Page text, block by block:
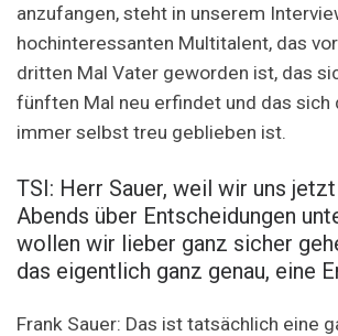
anzufangen, steht in unserem
hochinteressanten Multitalent, das
dritten Mal Vater geworden ist, das
fünften Mal neu erfindet und das sich
immer selbst treu geblieben ist.
TSI: Herr Sauer, weil wir uns
Abends über Entscheidungen
wollen wir lieber ganz sicher
das eigentlich ganz genau, eine
Frank Sauer: Das ist tatsächlich eine